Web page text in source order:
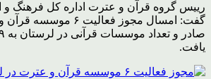
رییس گروه قرآن و عترت اداره کل فرهنگ و
گفت: امسال مجوز فعالیت
یافت.